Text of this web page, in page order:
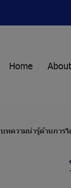
Home About
บทความน่ารู้ด้านการ